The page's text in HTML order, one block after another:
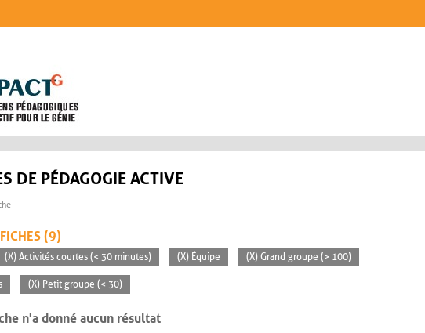
DE PÉDAGOGIE ACTIVE
(9)
(X) Activités courtes (< 30 minutes) (X) Équipe (X) Grand groupe (> 100)
(X) Petit groupe (< 30)
n'a donné aucun résultat